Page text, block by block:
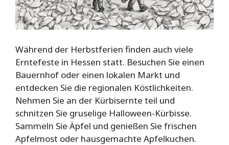
Während der Herbstferien finden auch viele
Erntefeste in Hessen statt. Besuchen Sie einen
Bauernhof oder einen lokalen Markt und
entdecken Sie die regionalen Köstlichkeiten.
Nehmen Sie an der Kürbisernte teil und
schnitzen Sie gruselige Halloween-Kürbisse.
Sammeln Sie Äpfel und genießen Sie frischen
Apfelmost oder hausgemachte Apfelkuchen.